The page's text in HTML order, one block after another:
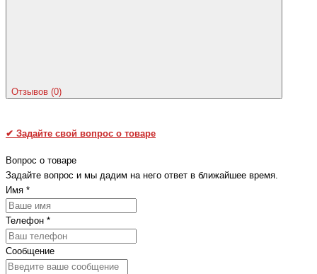
Отзывов (0)
✔ Задайте свой вопрос о товаре
Вопрос о товаре
Задайте вопрос и мы дадим на него ответ в ближайшее время.
Имя *
Телефон *
Сообщение